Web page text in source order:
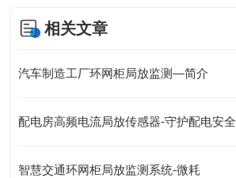
相关文章
汽车制造工厂环网柜局放监测—简介
配电房高频电流局放传感器-守护配电安全
智慧交通环网柜局放监测系统-微耗